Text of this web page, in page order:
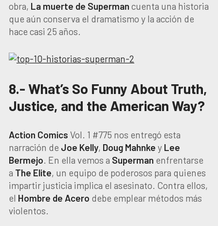
obra, La muerte de Superman cuenta una historia
que aún conserva el dramatismo y la acción de
hace casi 25 años.
8.- What’s So Funny About Truth,
Justice, and the American Way?
Action Comics Vol. 1 #775 nos entregó esta
narración de Joe Kelly, Doug Mahnke y Lee
Bermejo. En ella vemos a Superman enfrentarse
a The Elite, un equipo de poderosos para quienes
impartir justicia implica el asesinato. Contra ellos,
el Hombre de Acero debe emplear métodos más
violentos.